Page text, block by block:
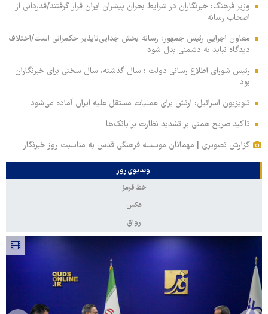
وزیر فرهنگ: خبرنگاران در شرایط بحران پیشران ایران قرار گرفتند/قدردانی از
اصحاب رسانه
معاون اجرایی رئیس جمهور: رسانه بخش جدایی‌ناپذیر حکمرانی است/اختلاف
دیدگاه نباید به دشمنی بدل شود
رئیس شورای اطلاع رسانی دولت : سال گذشته، سال سختی برای خبرنگاران
بود
تلویزیون اسرائیل: ارتش برای عملیات مستقل علیه ایران آماده می‌شود
تاکید صریح همتی بر تشدید نظارت بر بانک‌ها
گزارش تصویری | مهمانان موسسه فرهنگی قدس به مناسبت روز خبرنگار
ویدیوی روز
خط قرمز
عکس
رواق